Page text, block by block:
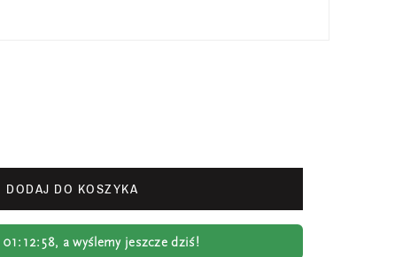
DODAJ DO KOSZYKA
01:12:57, a wyślemy jeszcze dziś!